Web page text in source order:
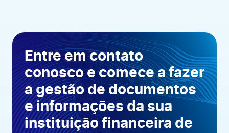
Entre em contato
conosco e comece a fazer
a gestão de documentos
e informações da sua
instituição financeira de